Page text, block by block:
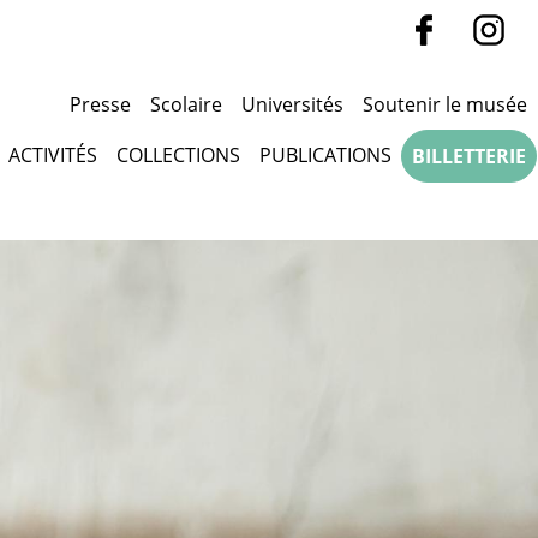
Presse Scolaire Universités Soutenir le musée
ACTIVITÉS COLLECTIONS PUBLICATIONS BILLETTERIE